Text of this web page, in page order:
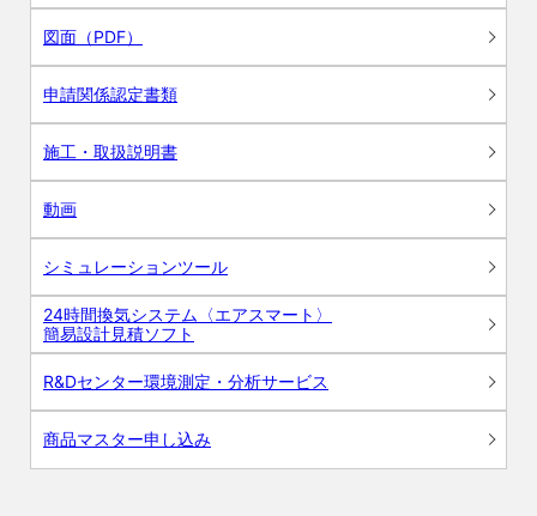
図面（PDF）
申請関係認定書類
施工・取扱説明書
動画
シミュレーションツール
24時間換気システム〈エアスマート〉
簡易設計見積ソフト
R&Dセンター環境測定・分析サービス
商品マスター申し込み